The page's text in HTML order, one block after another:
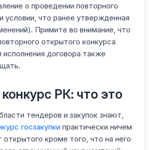
о проведении повторного
условии, что ранее утвержденная
Примите во внимание, что
открытого конкурса
исполнения договора также
РК: что это
тендеров и закупок знают,
госзакупки практически ничем
открытого кроме того, что на него